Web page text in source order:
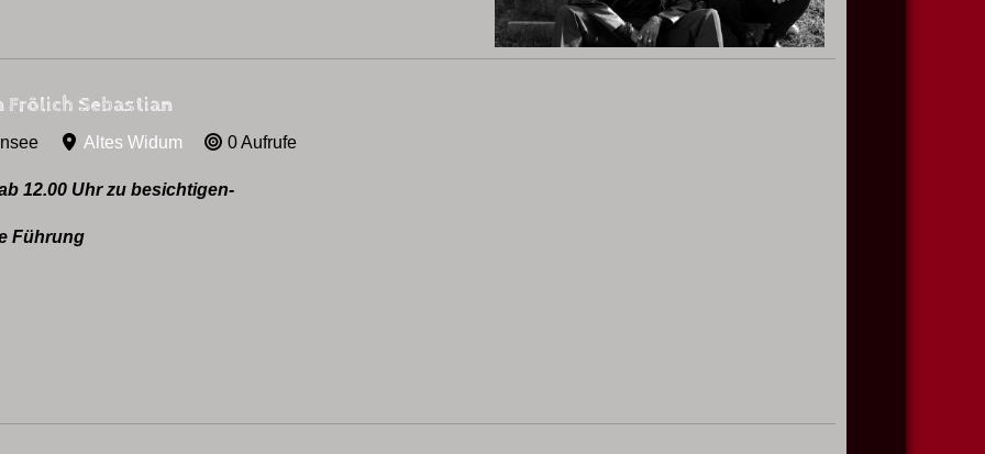
Sebastian
Altes Widum 0 Aufrufe
12.00 Uhr zu besichtigen-
Führung